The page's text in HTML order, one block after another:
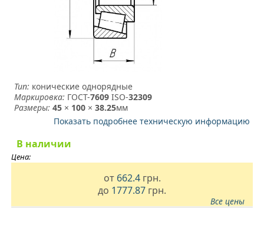
Тип: конические однорядные
Маркировка: ГОСТ-7609 ­ ISO-32309
Размеры: 45 × 100 ×38.25мм
Показать подробнее техническую информацию
В наличии
Цена:
от 662.4грн.
до 1777.87 грн.
Все цены